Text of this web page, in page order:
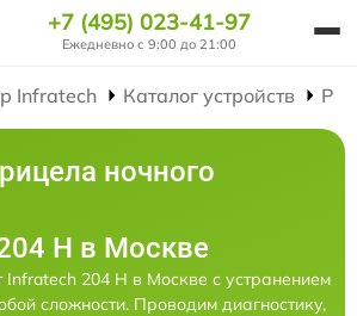
+7 (495) 023-41-97
Ежедневно с 9:00 до 21:00
Infratech Каталог устройств
ночного
Н в Москве
204 Н в Москве с устранением
сложности. Проводим диагностику,